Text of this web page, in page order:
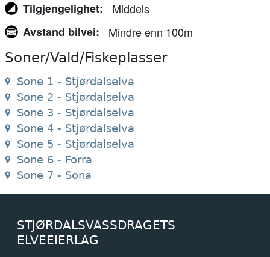
Tilgjengelighet
Middels
Avstand bilvei
Mindre enn 100m
Soner/Vald/Fiskeplasser
Sone 1 - Stjørdalselva
Sone 2 - Stjørdalselva
Sone 3 - Stjørdalselva
Sone 4 - Stjørdalselva
Sone 5 - Stjørdalselva
Sone 6 - Forra
Sone 7 - Sona
STJØRDALSVASSDRAGETS
ELVEEIERLAG